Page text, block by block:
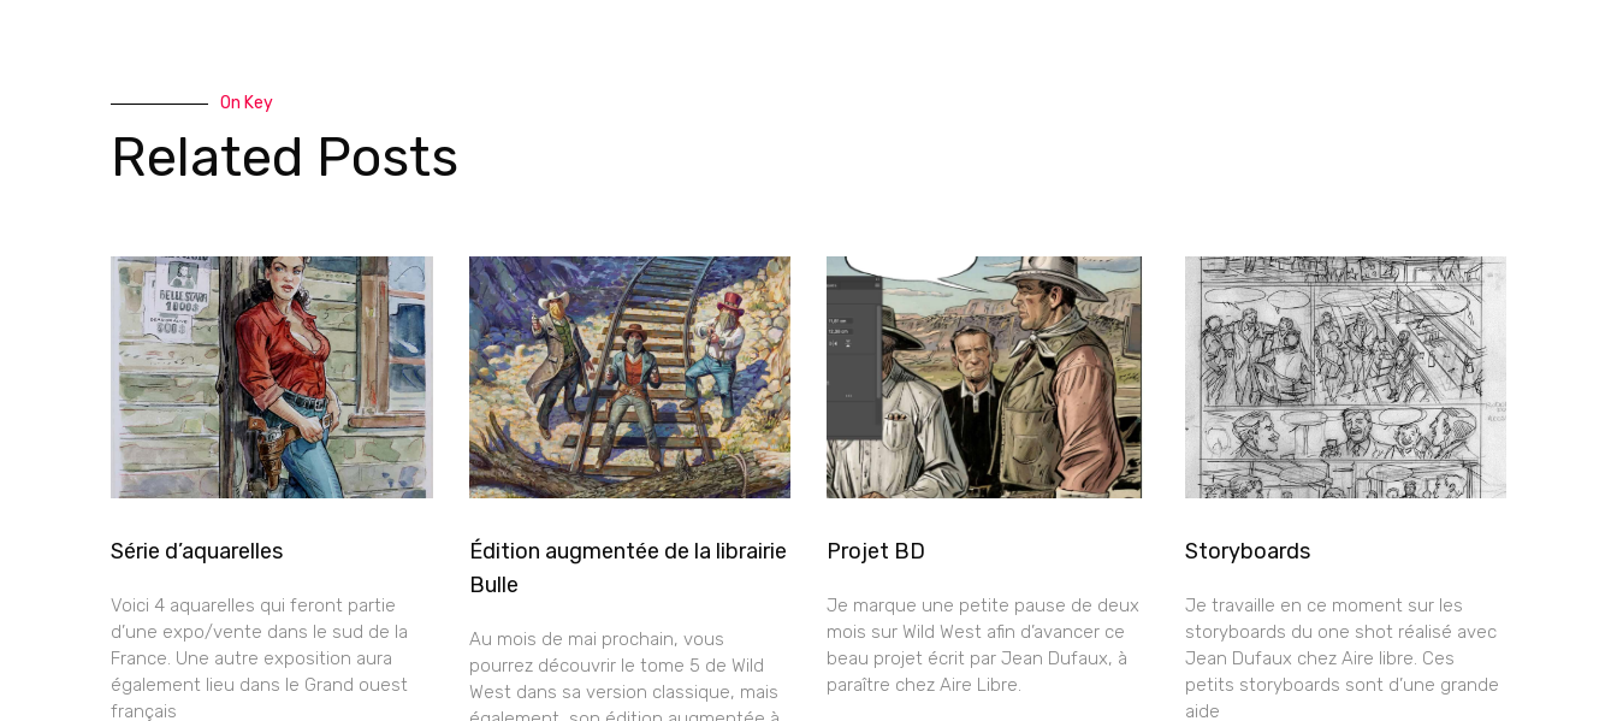
On Key
Related Posts
Série d’aquarelles
Voici 4 aquarelles qui feront partie
d’une expo/vente dans le sud de la
France. Une autre exposition aura
également lieu dans le Grand ouest
français
Édition augmentée de la librairie
Bulle
Au mois de mai prochain, vous
pourrez découvrir le tome 5 de Wild
West dans sa version classique, mais
Projet BD
Je marque une petite pause de deux
mois sur Wild West afin d’avancer ce
beau projet écrit par Jean Dufaux, à
paraître chez Aire Libre.
Storyboards
Je travaille en ce moment sur les
storyboards du one shot réalisé avec
Jean Dufaux chez Aire libre. Ces
petits storyboards sont d’une grande
aide